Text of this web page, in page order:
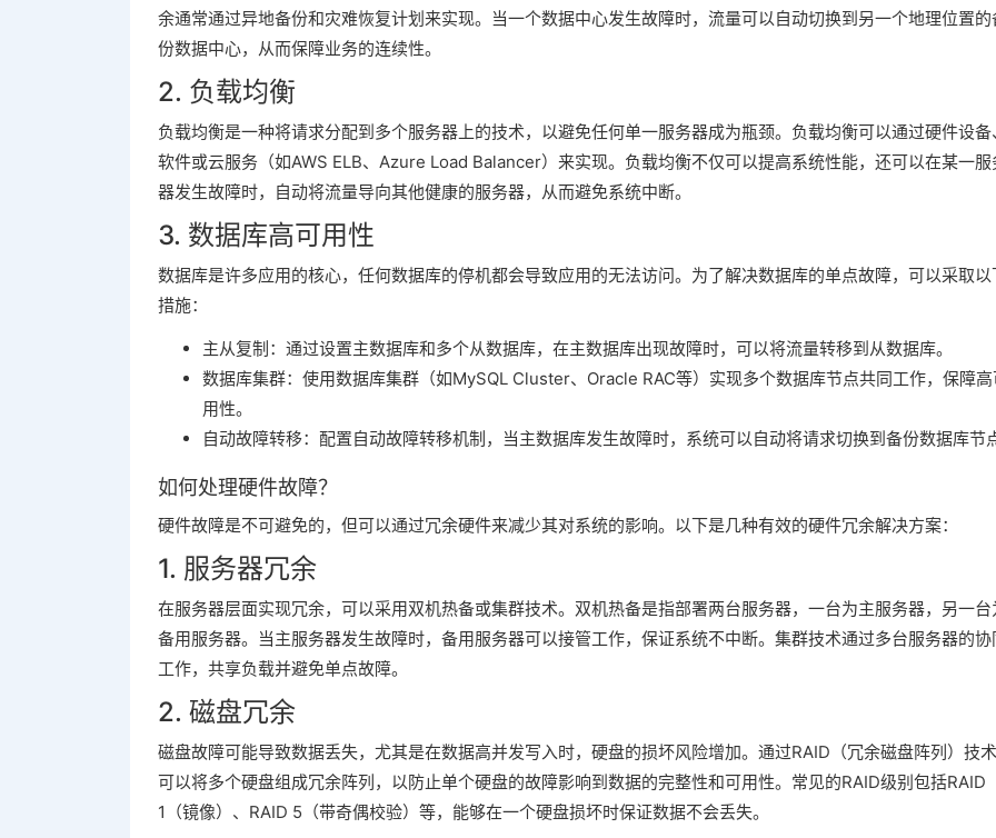
余通常通过异地备份和灾难恢复计划来实现。当一个数据中心发生故障时，流量可以自动切换到另一个地理位置的
份数据中心，从而保障业务的连续性。
2. 负载均衡
负载均衡是一种将请求分配到多个服务器上的技术，以避免任何单一服务器成为瓶颈。负载均衡可以通过硬件设备
软件或云服务（如AWS ELB、Azure Load Balancer）来实现。负载均衡不仅可以提高系统性能，还可以在某一服
器发生故障时，自动将流量导向其他健康的服务器，从而避免系统中断。
3. 数据库高可用性
数据库是许多应用的核心，任何数据库的停机都会导致应用的无法访问。为了解决数据库的单点故障，可以采取以
措施：
主从复制：通过设置主数据库和多个从数据库，在主数据库出现故障时，可以将流量转移到从数据库。
数据库集群：使用数据库集群（如MySQL Cluster、Oracle RAC等）实现多个数据库节点共同工作，保障
用性。
自动故障转移：配置自动故障转移机制，当主数据库发生故障时，系统可以自动将请求切换到备份数据库节
如何处理硬件故障？
硬件故障是不可避免的，但可以通过冗余硬件来减少其对系统的影响。以下是几种有效的硬件冗余解决方案：
1. 服务器冗余
在服务器层面实现冗余，可以采用双机热备或集群技术。双机热备是指部署两台服务器，一台为主服务器，另一台
备用服务器。当主服务器发生故障时，备用服务器可以接管工作，保证系统不中断。集群技术通过多台服务器的协
工作，共享负载并避免单点故障。
2. 磁盘冗余
磁盘故障可能导致数据丢失，尤其是在数据高并发写入时，硬盘的损坏风险增加。通过RAID（冗余磁盘阵列）技术
可以将多个硬盘组成冗余阵列，以防止单个硬盘的故障影响到数据的完整性和可用性。常见的RAID级别包括RAID
1（镜像）、RAID 5（带奇偶校验）等，能够在一个硬盘损坏时保证数据不会丢失。